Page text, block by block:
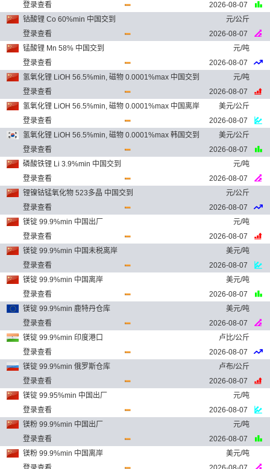
登录查看
2026-08-07
钴酸锂 Co 60%min 中国交到
元/公斤
登录查看
2026-08-07
锰酸锂 Mn 58% 中国交到
元/吨
登录查看
2026-08-07
氢氧化锂 LiOH 56.5%min, 磁物 0.0001%max 中国交到
元/吨
登录查看
2026-08-07
氢氧化锂 LiOH 56.5%min, 磁物 0.0001%max 中国离岸
美元/公斤
登录查看
2026-08-07
氢氧化锂 LiOH 56.5%min, 磁物 0.0001%max 韩国交到
美元/公斤
登录查看
2026-08-07
磷酸铁锂 Li 3.9%min 中国交到
元/吨
登录查看
2026-08-07
锂镍钴锰氧化物 523多晶 中国交到
元/公斤
登录查看
2026-08-07
镁锭 99.9%min 中国出厂
元/吨
登录查看
2026-08-07
镁锭 99.9%min 中国未税离岸
美元/吨
登录查看
2026-08-07
镁锭 99.9%min 中国离岸
美元/吨
登录查看
2026-08-07
镁锭 99.9%min 鹿特丹仓库
美元/吨
登录查看
2026-08-07
镁锭 99.9%min 印度港口
卢比/公斤
登录查看
2026-08-07
镁锭 99.9%min 俄罗斯仓库
卢布/公斤
登录查看
2026-08-07
镁锭 99.95%min 中国出厂
元/吨
登录查看
2026-08-07
镁粉 99.9%min 中国出厂
元/吨
登录查看
2026-08-07
镁粉 99.9%min 中国离岸
美元/吨